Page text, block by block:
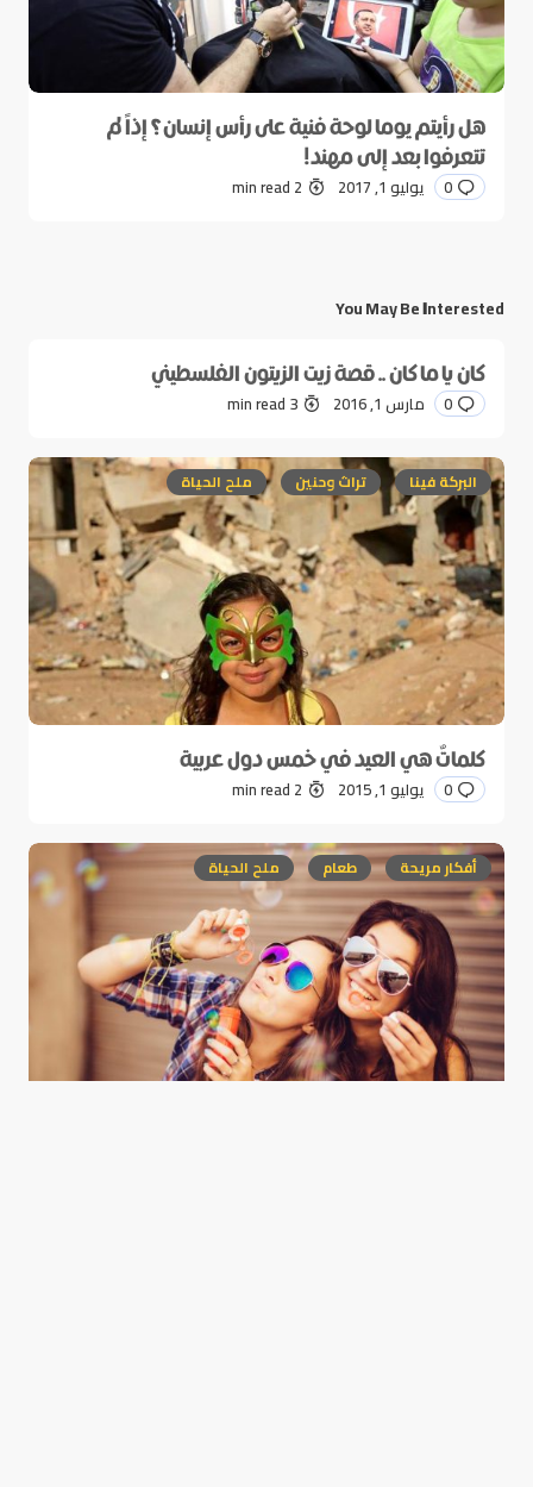
هل رأيتم يوما لوحة فنية على رأس إنسان؟ إذاً لم
تتعرفوا بعد إلى مهند!
0 يوليو 1, 2017 2 min read
You May Be Interested
كان يا ما كان .. قصة زيت الزيتون الفلسطيني
0 مارس 1, 2016 3 min read
البركة فينا تراث وحنين ملح الحياة
كلماتٌ هي العيد في خمس دول عربية
0 يوليو 1, 2015 2 min read
أفكار مريحة طعام ملح الحياة